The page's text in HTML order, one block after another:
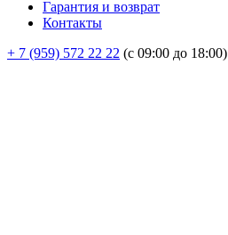
Гарантия и возврат
Контакты
+ 7 (959) 572 22 22 (с 09:00 до 18:00)